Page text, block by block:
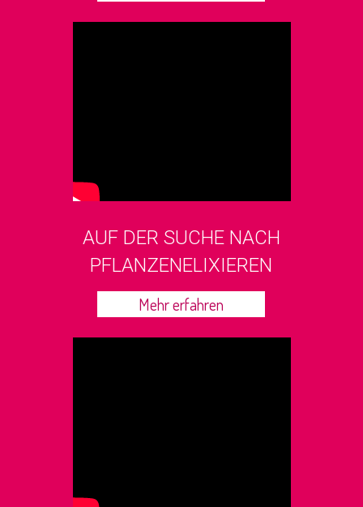
AUF DER SUCHE NACH
PFLANZENELIXIEREN
Mehr erfahren